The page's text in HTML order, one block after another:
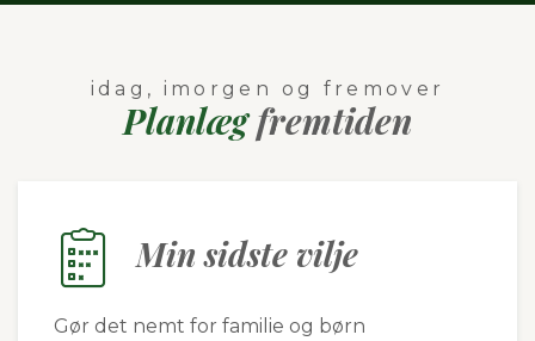
idag, imorgen og fremover
Planlægfremtiden
Min sidste vilje
Gør det nemt for familie og børn